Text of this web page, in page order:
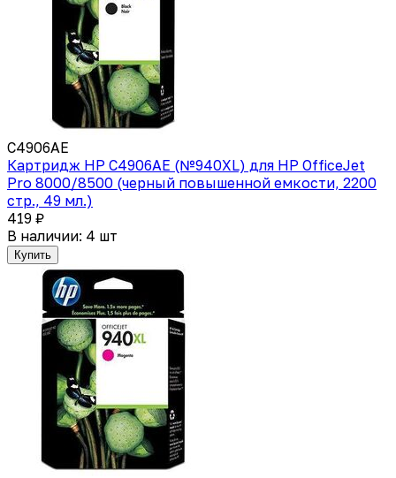
C4906AE
Картридж HP C4906AE (№940XL) для HP OfficeJet
Pro 8000/8500 (черный повышенной емкости, 2200
стр., 49 мл.)
419 ₽
В наличии: 4 шт
Купить